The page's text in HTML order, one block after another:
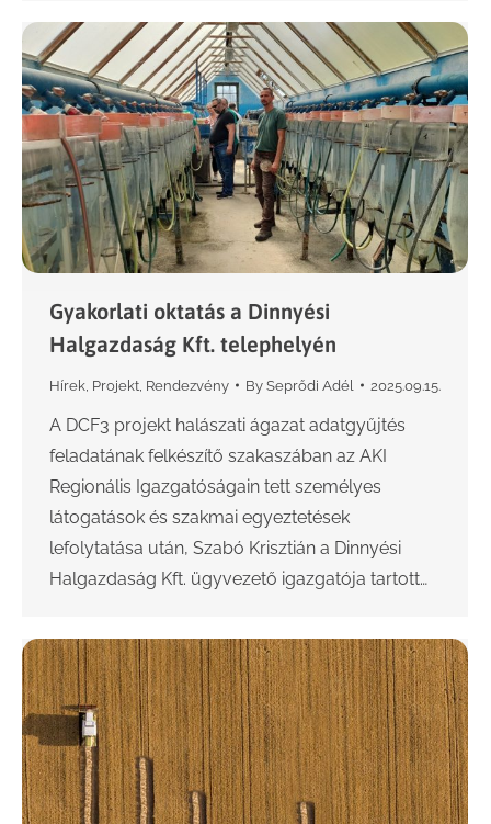
Gyakorlati oktatás a Dinnyési
Halgazdaság Kft. telephelyén
Hírek Projekt Rendezvény By Seprődi Adél 2025.09.15.
A DCF3 projekt halászati ágazat adatgyűjtés
feladatának felkészítő szakaszában az AKI
Regionális Igazgatóságain tett személyes
látogatások és szakmai egyeztetések
lefolytatása után, Szabó Krisztián a Dinnyési
Halgazdaság Kft. ügyvezető igazgatója tartott…